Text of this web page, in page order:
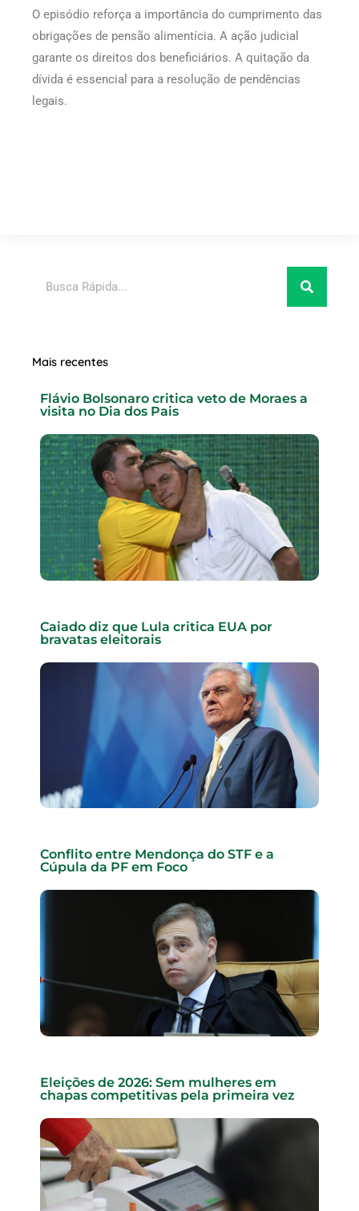
O episódio reforça a importância do cumprimento das
obrigações de pensão alimentícia. A ação judicial
garante os direitos dos beneficiários. A quitação da
dívida é essencial para a resolução de pendências
legais.
Mais recentes
Flávio Bolsonaro critica veto de Moraes a
visita no Dia dos Pais
Caiado diz que Lula critica EUA por
bravatas eleitorais
Conflito entre Mendonça do STF e a
Cúpula da PF em Foco
Eleições de 2026: Sem mulheres em
chapas competitivas pela primeira vez